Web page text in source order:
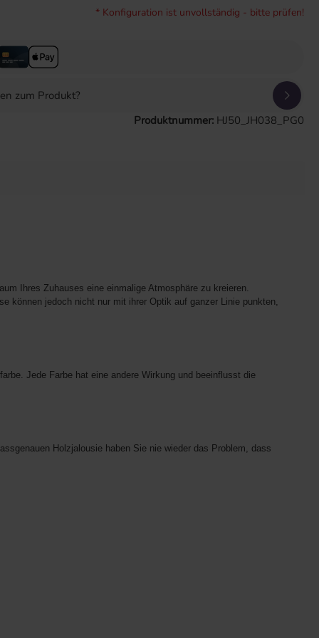
* Konfiguration ist unvollständig - bitte prüfen!
zum Produkt?
Produktnummer: HJ50_JH038_PG0
Ihres Zuhauses eine einmalige Atmosphäre zu kreieren.
können jedoch nicht nur mit ihrer Optik auf ganzer Linie punkten,
Jede Farbe hat eine andere Wirkung und beeinflusst die
Holzjalousie haben Sie nie wieder das Problem, dass